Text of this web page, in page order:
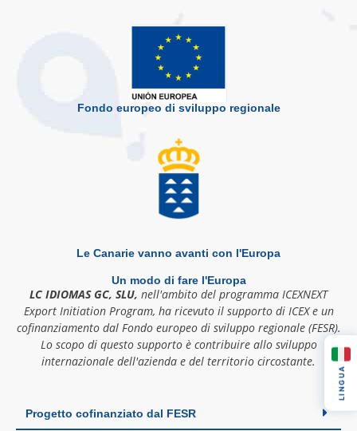
Fondo europeo di sviluppo regionale
Le Canarie vanno avanti con l'Europa
Un modo di fare l'Europa
LC IDIOMAS GC, SLU, nell'ambito del programma ICEXNEXT
Export Initiation Program, ha ricevuto il supporto di ICEX e un
cofinanziamento dal Fondo europeo di sviluppo regionale (FESR).
Lo scopo di questo supporto è contribuire allo sviluppo
internazionale dell'azienda e del territorio circostante.
Progetto cofinanziato dal FESR
LINGUA